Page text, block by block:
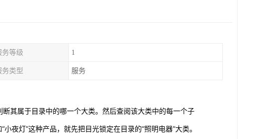
务等级 1
务类型 服务
其属于目录中的哪一个大类。然后查阅该大类中的每一个子
夜灯”这种产品，就先把目光锁定在目录的“照明电器”大类。